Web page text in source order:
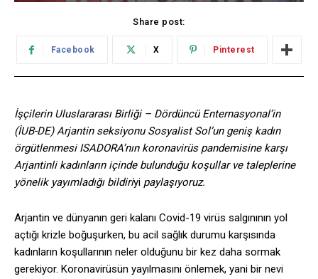
Share post:
Facebook X Pinterest
İşçilerin Uluslararası Birliği – Dördüncü Enternasyonal’in
(İUB-DE) Arjantin seksiyonu Sosyalist Sol’un geniş kadın
örgütlenmesi ISADORA’nın koronavirüs pandemisine karşı
Arjantinli kadınların içinde bulunduğu koşullar ve taleplerine
yönelik yayımladığı bildiriyi paylaşıyoruz.
Arjantin ve dünyanın geri kalanı Covid-19 virüs salgınının yol
açtığı krizle boğuşurken, bu acil sağlık durumu karşısında
kadınların koşullarının neler olduğunu bir kez daha sormak
gerekiyor. Koronavirüsün yayılmasını önlemek, yani bir nevi